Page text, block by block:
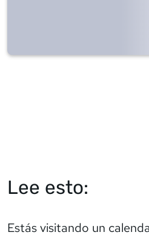
Lee esto:
Estás visitando un